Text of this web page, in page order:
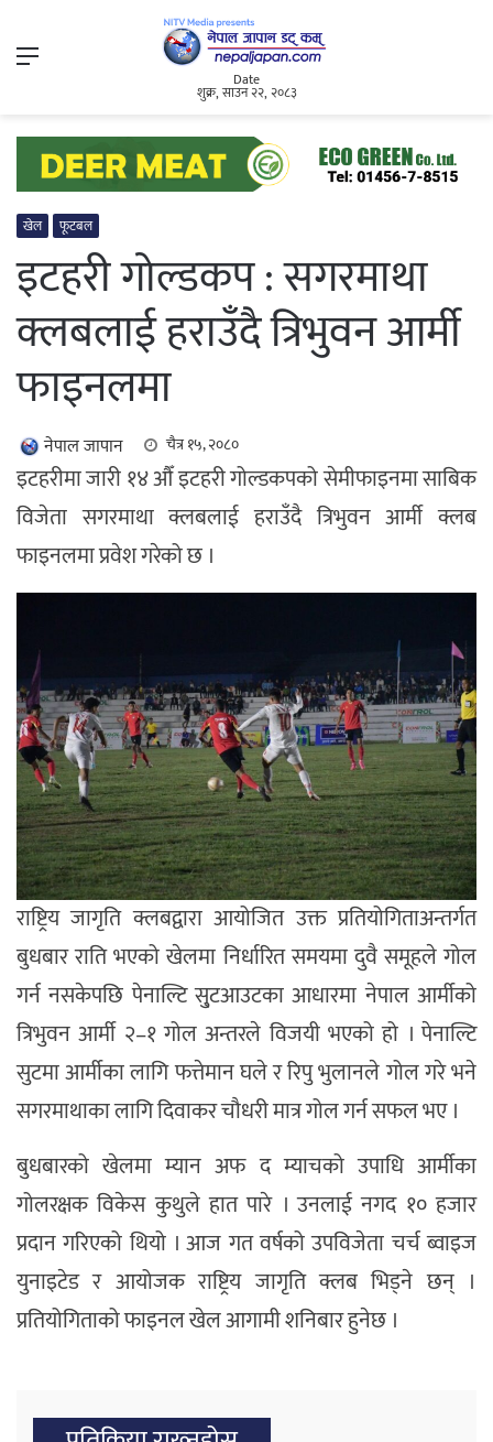
Menu
Date
शुक्र, साउन २२, २०८३
खेल फूटबल
इटहरी गोल्डकप : सगरमाथा
क्लबलाई हराउँदै त्रिभुवन आर्मी
फाइनलमा
नेपाल जापान चैत्र १५, २०८०
इटहरीमा जारी १४ औँ इटहरी गोल्डकपको सेमीफाइनमा साबिक
विजेता सगरमाथा क्लबलाई हराउँदै त्रिभुवन आर्मी क्लब
फाइनलमा प्रवेश गरेको छ ।
राष्ट्रिय जागृति क्लबद्वारा आयोजित उक्त प्रतियोगिताअन्तर्गत
बुधबार राति भएको खेलमा निर्धारित समयमा दुवै समूहले गोल
गर्न नसकेपछि पेनाल्टि सु्टआउटका आधारमा नेपाल आर्मीको
त्रिभुवन आर्मी २–१ गोल अन्तरले विजयी भएको हो । पेनाल्टि
सुटमा आर्मीका लागि फत्तेमान घले र रिपु भुलानले गोल गरे भने
सगरमाथाका लागि दिवाकर चौधरी मात्र गोल गर्न सफल भए ।
बुधबारको खेलमा म्यान अफ द म्याचको उपाधि आर्मीका
गोलरक्षक विकेस कुथुले हात पारे । उनलाई नगद १० हजार
प्रदान गरिएको थियो । आज गत वर्षको उपविजेता चर्च ब्वाइज
युनाइटेड र आयोजक राष्ट्रिय जागृति क्लब भिड्ने छन् ।
प्रतियोगिताको फाइनल खेल आगामी शनिबार हुनेछ ।